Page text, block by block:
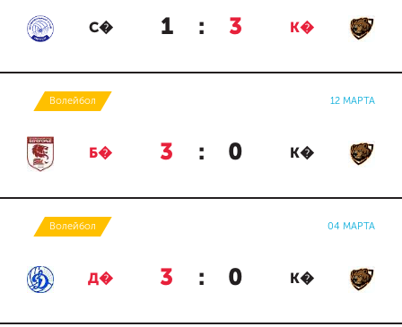
С� 1 : 3 К�
Волейбол 12 МАРТА
Б� 3 : 0 К�
Волейбол 04 МАРТА
Д� 3 : 0 К�